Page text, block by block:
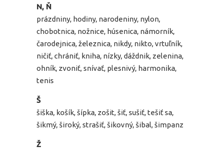
N, Ň
prázdniny, hodiny, narodeniny, nylon,
chobotnica, nožnice, húsenica, námorník,
čarodejnica, železnica, nikdy, nikto, vrtuľník,
ničiť, chrániť, kniha, nízky, dáždnik, zelenina,
ohník, zvoniť, snívať, plesnivý, harmonika,
tenis
Š
šiška, košík, šípka, zošit, šiť, sušiť, tešiť sa,
šikmý, široký, strašiť, šikovný, šibal, šimpanz
Ž